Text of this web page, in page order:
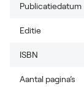
Publicatiedatum
Editie
ISBN
Aantal pagina’s